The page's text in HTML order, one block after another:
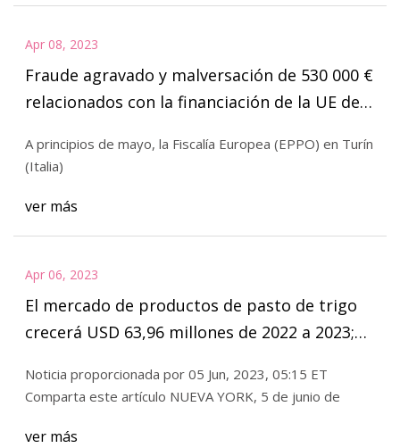
Apr 08, 2023
Fraude agravado y malversación de 530 000 €
relacionados con la financiación de la UE de
A principios de mayo, la Fiscalía Europea (EPPO) en Turín
(Italia)
ver más
Apr 06, 2023
El mercado de productos de pasto de trigo
crecerá USD 63,96 millones de 2022 a 2023;
tendencia clave que influye en el mercado
Noticia proporcionada por 05 Jun, 2023, 05:15 ET
Comparta este artículo NUEVA YORK, 5 de junio de
ver más